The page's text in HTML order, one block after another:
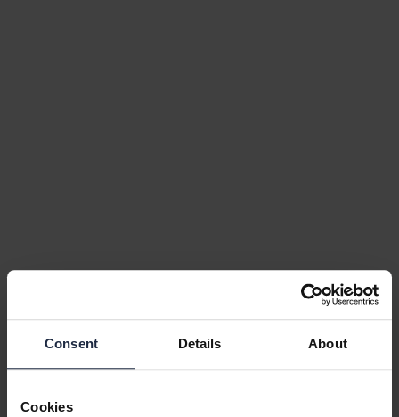
Consent Details About
Cookies